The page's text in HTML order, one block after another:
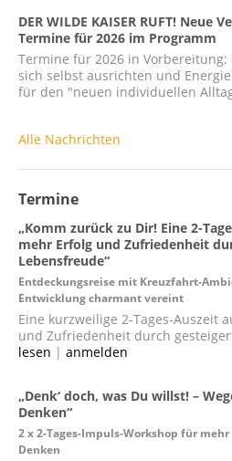
DER WILDE KAISER RUFT! Neue
Termine für 2026 im Programm
Termine für 2026 in
sich selbst ausrichten und
für den "neuen individuellen
Alle Nachrichten
Termine
„Komm zurück zu Dir! Eine 2-
mehr Erfolg und Zufriedenheit
Lebensfreude“
Entdeckungsreise mit Kreuzfahrt-
Entwicklung charmant vereint
Eine kurzweilige 2-Tages-Auszeit
und Zufriedenheit durch
lesen | anmelden
„Denk‘ doch, was Du willst! –
Denken“
2 x 2-Tages-Impuls-Workshop für
Denken